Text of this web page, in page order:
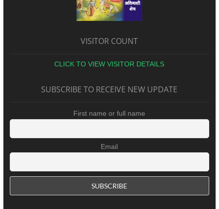
VISITOR COUNT
CLICK TO VIEW VISITOR DETAILS
SUBSCRIBE TO RECEIVE NEW UPDATE
First name or full name
Email